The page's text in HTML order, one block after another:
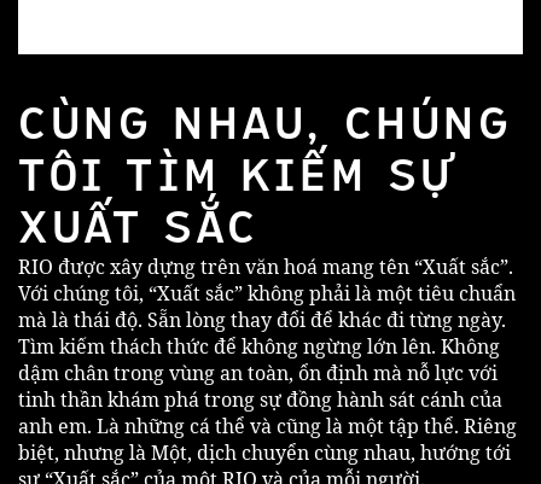
CÙNG NHAU, CHÚNG
TÔI TÌM KIẾM SỰ
XUẤT SẮC
RIO được xây dựng trên văn hoá mang tên “Xuất sắc”.
Với chúng tôi, “Xuất sắc” không phải là một tiêu chuẩn
mà là thái độ. Sẵn lòng thay đổi để khác đi từng ngày.
Tìm kiếm thách thức để không ngừng lớn lên. Không
dậm chân trong vùng an toàn, ổn định mà nỗ lực với
tinh thần khám phá trong sự đồng hành sát cánh của
anh em. Là những cá thể và cũng là một tập thể. Riêng
biệt, nhưng là Một, dịch chuyển cùng nhau, hướng tới